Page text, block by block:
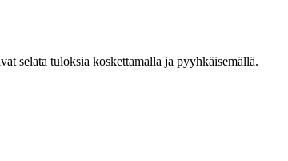
selata tuloksia koskettamalla ja pyyhkäisemällä.